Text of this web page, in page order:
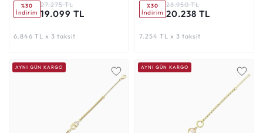
%30
İndirim
27.275 TL
19.099 TL
6.846 TL x 3 taksit
%30
İndirim
28.950 TL
20.238 TL
7.254 TL x 3 taksit
AYNI GÜN KARGO AYNI GÜN KARGO